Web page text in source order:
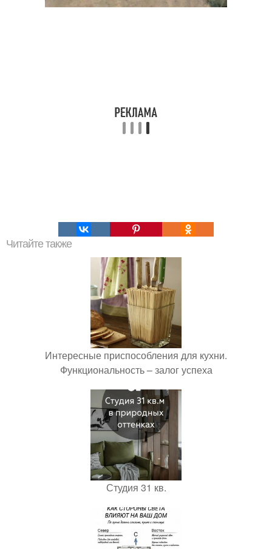
Читайте также
Интересные приспособления для кухни.
Функциональность – залог успеха
Студия 31 кв.